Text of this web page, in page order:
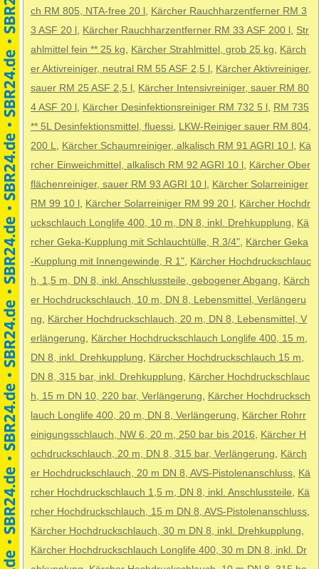
ch RM 805, NTA-free 20 l , Kärcher Rauchharzentferner RM 3
3 ASF 20 l , Kärcher Rauchharzentferner RM 33 ASF 200 l , Str
ahlmittel fein ** 25 kg, Kärcher Strahlmittel, grob 25 kg, Kärch
er Aktivreiniger, neutral RM 55 ASF 2,5 l , Kärcher Aktivreiniger,
sauer RM 25 ASF 2,5 l , Kärcher Intensivreiniger, sauer RM 80
4 ASF 20 l , Kärcher Desinfektionsreiniger RM 732 5 l , RM 735
** 5L Desinfektionsmittel, fluessi, LKW-Reiniger sauer RM 804,
200 L, Kärcher Schaumreiniger, alkalisch RM 91 AGRI 10 l , Kä
rcher Einweichmittel, alkalisch RM 92 AGRI 10 l , Kärcher Ober
flächenreiniger, sauer RM 93 AGRI 10 l , Kärcher Solarreiniger
RM 99 10 l , Kärcher Solarreiniger RM 99 20 l , Kärcher Hochdr
uckschlauch Longlife 400, 10 m, DN 8, inkl. Drehkupplung, Kä
rcher Geka-Kupplung mit Schlauchtülle, R 3/4", Kärcher Geka
-Kupplung mit Innengewinde, R 1", Kärcher Hochdruckschlauc
h, 1,5 m, DN 8, inkl. Anschlussteile, gebogener Abgang, Kärch
er Hochdruckschlauch, 10 m, DN 8, Lebensmittel, Verlängeru
ng, Kärcher Hochdruckschlauch, 20 m, DN 8, Lebensmittel, V
erlängerung, Kärcher Hochdruckschlauch Longlife 400, 15 m,
DN 8, inkl. Drehkupplung, Kärcher Hochdruckschlauch 15 m,
DN 8, 315 bar, inkl. Drehkupplung, Kärcher Hochdruckschlauc
h, 15 m DN 10, 220 bar, Verlängerung, Kärcher Hochdrucksch
lauch Longlife 400, 20 m, DN 8, Verlängerung, Kärcher Rohrr
einigungsschlauch, NW 6, 20 m, 250 bar bis 2016, Kärcher H
ochdruckschlauch, 20 m, DN 8, 315 bar, Verlängerung, Kärch
er Hochdruckschlauch, 20 m DN 8, AVS-Pistolenanschluss, Kä
rcher Hochdruckschlauch 1,5 m, DN 8, inkl. Anschlussteile, Kä
rcher Hochdruckschlauch, 15 m DN 8, AVS-Pistolenanschluss,
Kärcher Hochdruckschlauch, 30 m DN 8, inkl. Drehkupplung,
Kärcher Hochdruckschlauch Longlife 400, 30 m DN 8, inkl. Dr